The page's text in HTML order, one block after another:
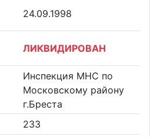
24.09.1998
ЛИКВИДИРОВАН
Инспекция МНС по
Московскому району
г.Бреста
233